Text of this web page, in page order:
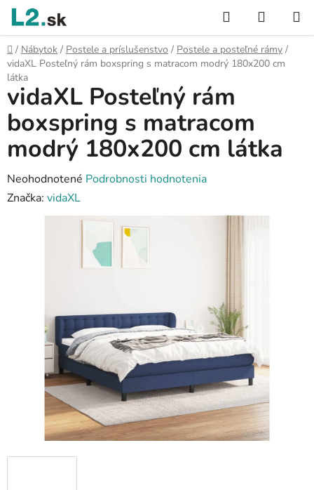
Prejsť
obsah
Hľadať
KOŠÍK
Domov
/ Nábytok / Postele a príslušenstvo / Postele a posteľné rámy /
vidaXL Posteľný rám boxspring s matracom modrý 180x200 cm
látka
vidaXL Posteľný rám
boxspring s matracom
modrý 180x200 cm látka
Priemerné
hodnotenie
produktu
Neohodnotené Podrobnosti hodnotenia
Značka: vidaXL